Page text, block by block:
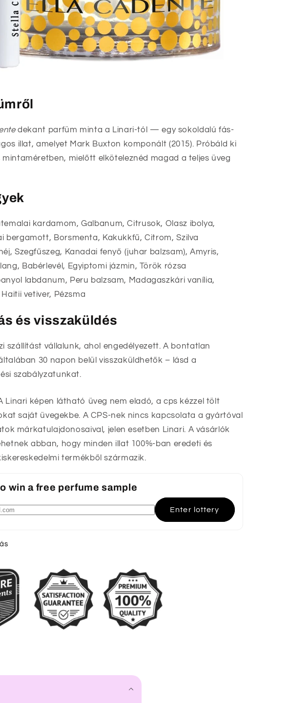
dekant parfüm minta a Linari-tól — egy sokoldalú fás-
illat, amelyet Mark Buxton komponált (2015). Próbáld ki
mintaméretben, mielőtt elköteleznéd magad a teljes üveg
kardamom, Galbanum, Citrusok, Olasz ibolya,
bergamott, Borsmenta, Kakukkfű, Citrom, Szilva
Szegfűszeg, Kanadai fenyő (juhar balzsam), Amyris,
Babérlevél, Egyiptomi jázmin, Török rózsa
labdanum, Peru balzsam, Madagaszkári vanília,
Haitii vetiver, Pézsma
és visszaküldés
szállítást vállalunk, ahol engedélyezett. A bontatlan
30 napon belül visszaküldhetők – lásd a
szabályzatunkat.
Linari képen látható üveg nem eladó, a cps kézzel tölt
saját üvegekbe. A CPS-nek nincs kapcsolata a gyártóval
márkatulajdonosaival, jelen esetben Linari. A vásárlók
abban, hogy minden illat 100%-ban eredeti és
termékből származik.
win a free perfume sample
Enter lottery